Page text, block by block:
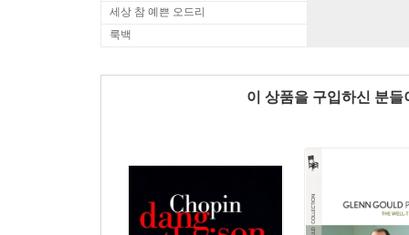
세상 참 예쁜 오드리
룩백
이 상품을 구입하신 분